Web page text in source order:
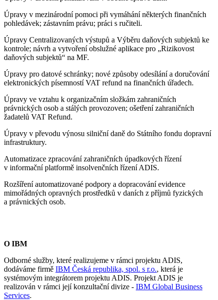
Úpravy v mezinárodní pomoci při vymáhání některých finančních
pohledávek; zástavním právu; práci s ručiteli.
Úpravy Centralizovaných výstupů a Výběru daňových subjektů ke
kontrole; návrh a vytvoření obslužné aplikace pro „Rizikovost
daňových subjektů“ na MF.
Úpravy pro datové schránky; nové způsoby odesílání a doručování
elektronických písemností VAT refund na finančních úřadech.
Úpravy ve vztahu k organizačním složkám zahraničních
právnických osob a stálých provozoven; ošetření zahraničních
žadatelů VAT Refund.
Úpravy v převodu výnosu silniční daně do Státního fondu dopravní
infrastruktury.
Automatizace zpracování zahraničních úpadkových řízení
v informační platformě insolvenčních řízení ADIS.
Rozšíření automatizované podpory a dopracování evidence
mimořádných opravných prostředků v daních z příjmů fyzických
a právnických osob.
O IBM
Odborné služby, které realizujeme v rámci projektu ADIS,
dodáváme firmě IBM Česká republika, spol. s r.o., která je
systémovým integrátorem projektu ADIS. Projekt ADIS je
realizován v rámci její konzultační divize - IBM Global Business
Services.